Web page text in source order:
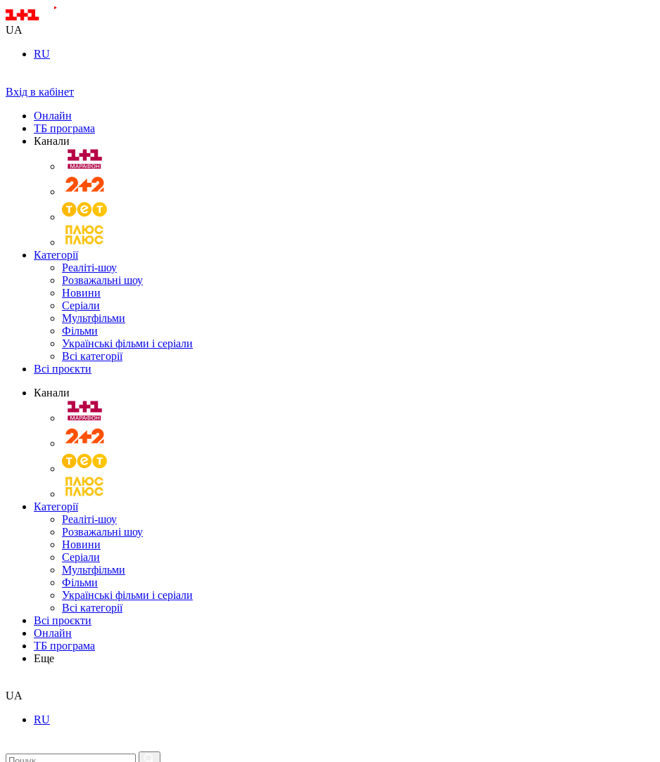
UA
RU
Вхід в кабінет
Онлайн
ТБ програма
Канали
Категорії
Реаліті-шоу
Розважальні шоу
Новини
Серіали
Мультфільми
Фільми
Українські фільми і серіали
Всі категорії
Всі проєкти
Канали
Категорії
Реаліті-шоу
Розважальні шоу
Новини
Серіали
Мультфільми
Фільми
Українські фільми і серіали
Всі категорії
Всі проєкти
Онлайн
ТБ програма
Еще
UA
RU